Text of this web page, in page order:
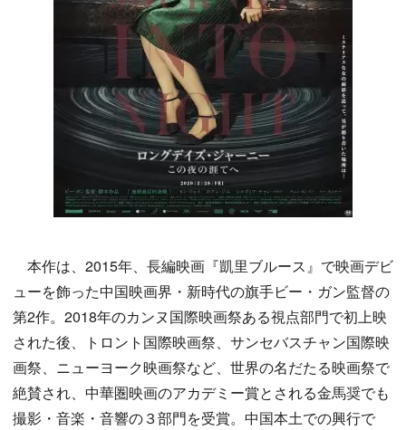
本作は、2015年、長編映画『凱里ブルース』で映画デビ
ューを飾った中国映画界・新時代の旗手ビー・ガン監督の
第2作。2018年のカンヌ国際映画祭ある視点部門で初上映
された後、トロント国際映画祭、サンセバスチャン国際映
画祭、ニューヨーク映画祭など、世界の名だたる映画祭で
絶賛され、中華圏映画のアカデミー賞とされる金馬奨でも
撮影・音楽・音響の３部門を受賞。中国本土での興行で